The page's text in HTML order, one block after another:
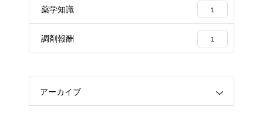
薬学知識 1
調剤報酬 1
アーカイブ